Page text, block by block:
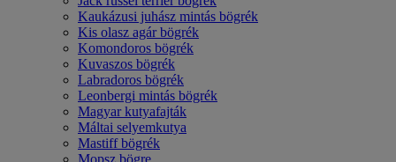
Kaukázusi juhász mintás bögrék
Kis olasz agár bögrék
Komondoros bögrék
Kuvaszos bögrék
Labradoros bögrék
Leonbergi mintás bögrék
Magyar kutyafajták
Máltai selyemkutya
Mastiff bögrék
Mopsz bögre